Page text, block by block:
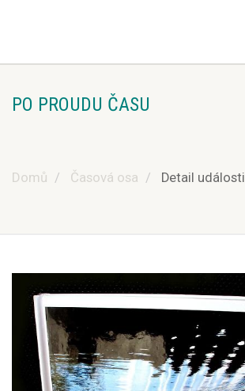
PO PROUDU ČASU
Domů Časová osa Detail události